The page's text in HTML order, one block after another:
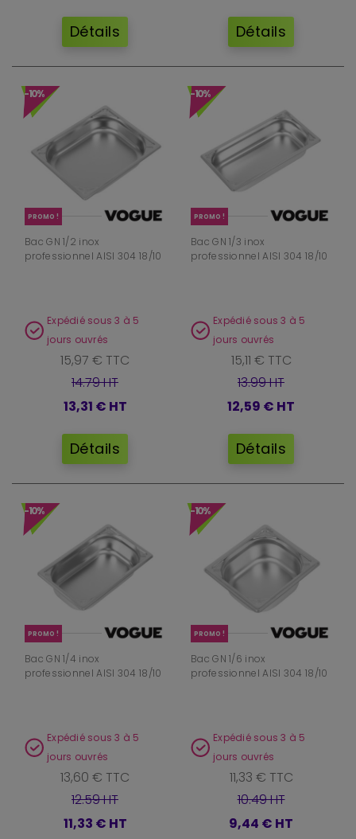
Détails Détails
-10%
PROMO !
Bac GN 1/2 inox
professionnel AISI 304 18/10
Expédié sous 3 à 5
jours ouvrés
15,97 € TTC
14.79 HT
13,31 € HT
Détails
-10%
PROMO !
Bac GN 1/3 inox
professionnel AISI 304 18/10
Expédié sous 3 à 5
jours ouvrés
15,11 € TTC
13.99 HT
12,59 € HT
Détails
-10%
PROMO !
Bac GN 1/4 inox
professionnel AISI 304 18/10
Expédié sous 3 à 5
jours ouvrés
13,60 € TTC
12.59 HT
11,33 € HT
-10%
PROMO !
Bac GN 1/6 inox
professionnel AISI 304 18/10
Expédié sous 3 à 5
jours ouvrés
11,33 € TTC
10.49 HT
9,44 € HT